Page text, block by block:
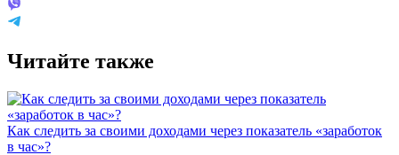
Читайте также
Как следить за своими доходами через показатель «заработок
в час»?